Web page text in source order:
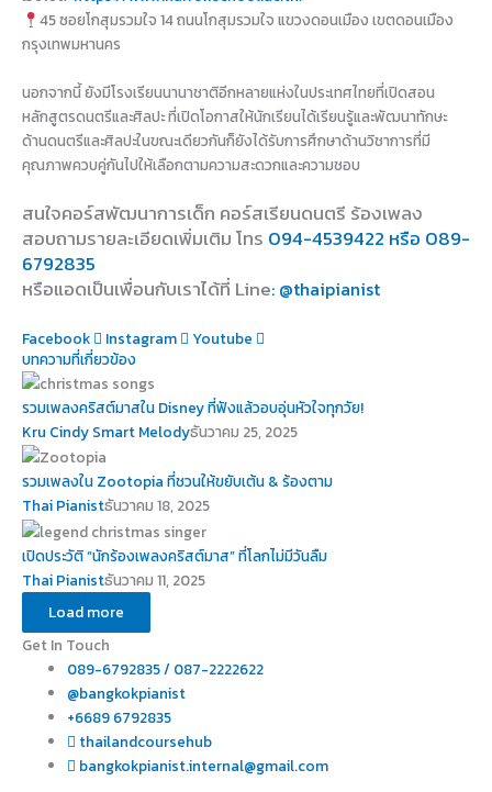
45 ซอยโกสุมรวมใจ 14 ถนนโกสุมรวมใจ แขวงดอนเมือง เขตดอนเมือง
กรุงเทพมหานคร
นอกจากนี้ ยังมีโรงเรียนนานาชาติอีกหลายแห่งในประเทศไทยที่เปิดสอน
หลักสูตรดนตรีและศิลปะ ที่เปิดโอกาสให้นักเรียนได้เรียนรู้และพัฒนาทักษะ
ด้านดนตรีและศิลปะในขณะเดียวกันก็ยังได้รับการศึกษาด้านวิชาการที่มี
คุณภาพควบคู่กันไปให้เลือกตามความสะดวกและความชอบ
สนใจคอร์สพัฒนาการเด็ก คอร์สเรียนดนตรี ร้องเพลง
สอบถามรายละเอียดเพิ่มเติม โทร 094-4539422 หรือ 089-
6792835
หรือแอดเป็นเพื่อนกับเราได้ที่ Line: @thaipianist
Facebook Instagram
Youtube
บทความที่เกี่ยวข้อง
รวมเพลงคริสต์มาสใน Disney ที่ฟังแล้วอบอุ่นหัวใจทุกวัย!
Kru Cindy Smart Melodyธันวาคม 25, 2025
รวมเพลงใน Zootopia ที่ชวนให้ขยับเต้น & ร้องตาม
Thai Pianistธันวาคม 18, 2025
เปิดประวัติ “นักร้องเพลงคริสต์มาส” ที่โลกไม่มีวันลืม
Thai Pianistธันวาคม 11, 2025
Load more
Get In Touch
089-6792835 / 087-2222622
@bangkokpianist
+6689 6792835
thailandcoursehub
bangkokpianist.internal@gmail.com